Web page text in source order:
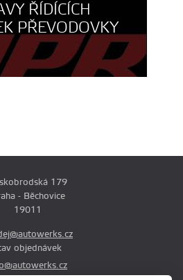
ŘÍDÍCÍCH
PŘEVODOVKY
179
- Běchovice
19011
objednávek